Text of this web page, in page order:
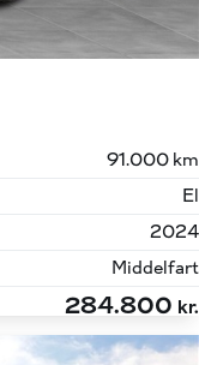
91.000 km
El
2024
Middelfart
284.800 kr.